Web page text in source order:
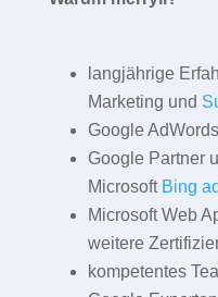
langjährige
Marketing und
Google
Google Partner
Microsoft Bing
Microsoft Web
weitere
kompetentes